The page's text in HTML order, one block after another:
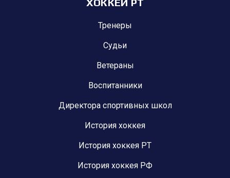
ХОККЕЙ РТ
Тренеры
Судьи
Ветераны
Воспитанники
Директора спортивных школ
История хоккея
История хоккея РТ
История хоккея РФ